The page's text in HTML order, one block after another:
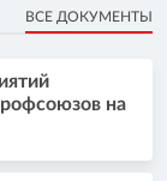
ВСЕ ДОКУМЕНТЫ
на